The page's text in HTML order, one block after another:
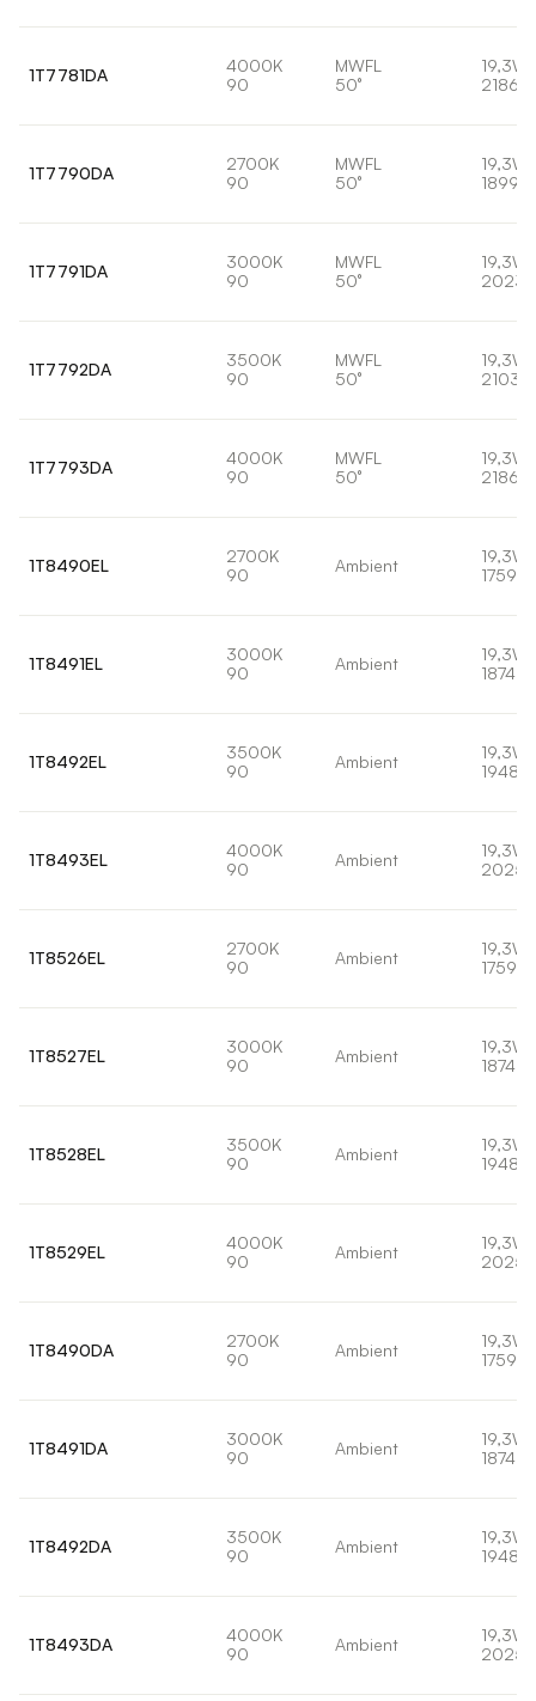
1T7781DA
4000K
90
MWFL
50°
19,3W
2186lm
1T7790DA
2700K
90
MWFL
50°
19,3W
1899lm
1T7791DA
3000K
90
MWFL
50°
19,3W
1T7792DA
3500K
90
MWFL
50°
19,3W
2103lm
1T7793DA
4000K
90
MWFL
50°
19,3W
2186lm
1T8490EL
2700K
90
Ambient
19,3W
1759lm
1T8491EL
3000K
90
Ambient
19,3W
1874lm
1T8492EL
3500K
90
Ambient
19,3W
1948lm
1T8493EL
4000K
90
Ambient
19,3W
1T8526EL
2700K
90
Ambient
19,3W
1759lm
1T8527EL
3000K
90
Ambient
19,3W
1874lm
1T8528EL
3500K
90
Ambient
19,3W
1948lm
1T8529EL
4000K
90
Ambient
19,3W
1T8490DA
2700K
90
Ambient
19,3W
1759lm
1T8491DA
3000K
90
Ambient
19,3W
1874lm
1T8492DA
3500K
90
Ambient
19,3W
1948lm
1T8493DA
4000K
90
Ambient
19,3W